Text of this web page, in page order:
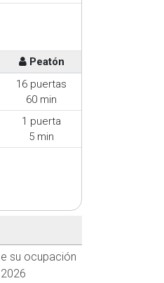
Peatón
16 puertas
60 min
1 puerta
5 min
su ocupación